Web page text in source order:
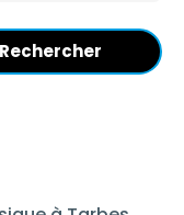
Rechercher